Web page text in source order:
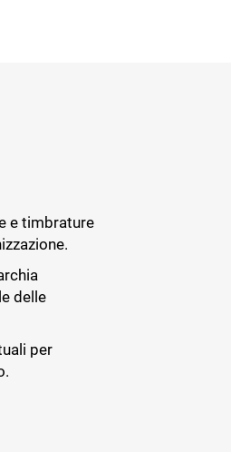
e timbrature
delle
per